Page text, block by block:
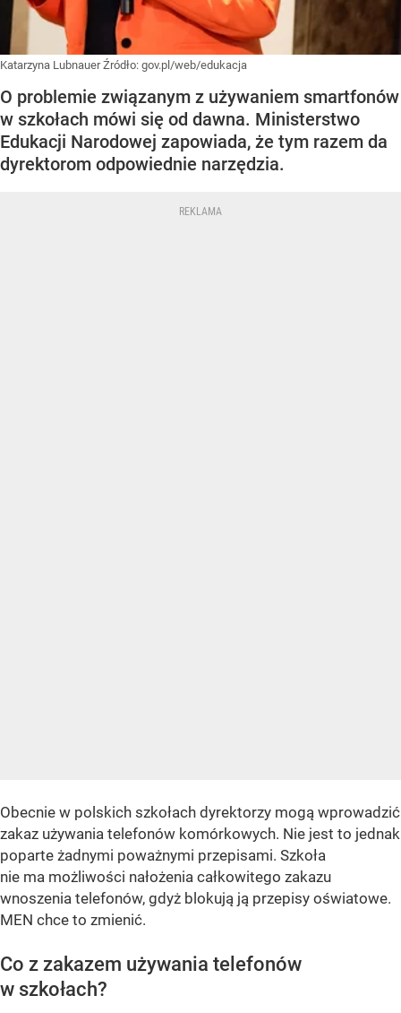
Katarzyna LubnauerŹródło: gov.pl/web/edukacja
O problemie związanym z używaniem smartfonów
w szkołach mówi się od dawna. Ministerstwo
Edukacji Narodowej zapowiada, że tym razem da
dyrektorom odpowiednie narzędzia.
Obecnie w polskich szkołach dyrektorzy mogą wprowadzić
zakaz używania telefonów komórkowych. Nie jest to jednak
poparte żadnymi poważnymi przepisami. Szkoła
nie ma możliwości nałożenia całkowitego zakazu
wnoszenia telefonów, gdyż blokują ją przepisy oświatowe.
MEN chce to zmienić.
Co z zakazem używania telefonów
w szkołach?